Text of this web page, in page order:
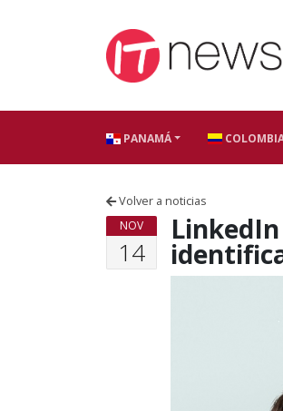
PANAMÁ
Volver a noticias
NOV
14